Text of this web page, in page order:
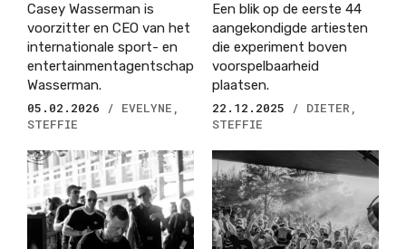
Casey Wasserman is
voorzitter en CEO van het
internationale sport- en
entertainmentagentschap
Wasserman.
05.02.2026
/ EVELYNE,
STEFFIE
Een blik op de eerste 44
aangekondigde artiesten
die experiment boven
voorspelbaarheid
plaatsen.
22.12.2025
/ DIETER,
STEFFIE